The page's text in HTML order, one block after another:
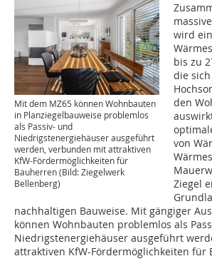
Mit dem MZ65 können Wohnbauten
in Planziegelbauweise problemlos
als Passiv- und
Niedrigstenergiehäuser ausgeführt
werden, verbunden mit attraktiven
KfW-Fördermöglichkeiten für
Bauherren (Bild: Ziegelwerk
Bellenberg)
wird
bis zu
die
den
von
Ziegel
nachhaltigen Bauweise. Mit gängiger
können Wohnbauten problemlos als
Niedrigstenergiehäuser ausgeführt
attraktiven KfW-Fördermöglichkeiten für